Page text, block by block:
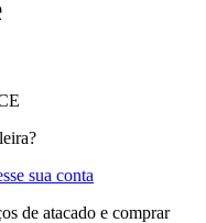
sua conta
de atacado e comprar